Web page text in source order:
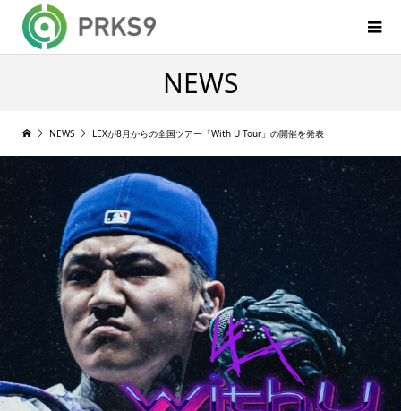
NEWS
NEWS LEXが8月からの全国ツアー「With U Tour」の開催を発表